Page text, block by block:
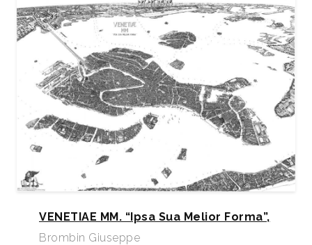
VENETIAE MM. “Ipsa Sua Melior Forma”,
Brombin Giuseppe